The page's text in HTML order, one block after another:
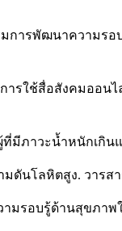
มการพัฒนาความ
รใช้สื่อสังคมออ
ภาวะน้ำหนักเกิ
โลหิตสูง. วารสา
รอบรู้ด้านสุขภา